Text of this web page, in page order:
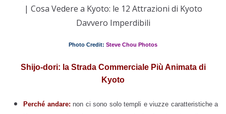
| Cosa Vedere a Kyoto: le 12 Attrazioni di Kyoto
Davvero Imperdibili
Photo Credit: Steve Chou Photos
Shijo-dori: la Strada Commerciale Più Animata di
Kyoto
Perché andare: non ci sono solo templi e viuzze caratteristiche a